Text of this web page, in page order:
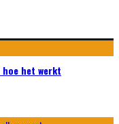
het werkt